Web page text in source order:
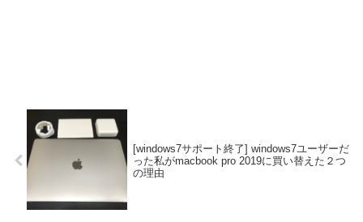
[windows7サポート終了] windows7ユーザーだ
った私がmacbook pro 2019に買い替えた２つ
の理由